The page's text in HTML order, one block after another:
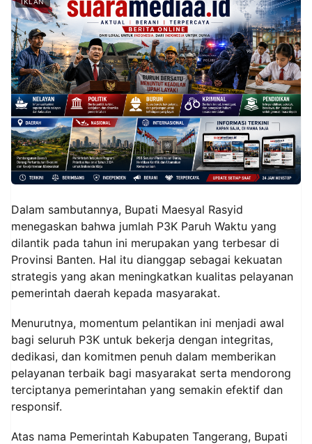
Dalam sambutannya, Bupati Maesyal Rasyid
menegaskan bahwa jumlah P3K Paruh Waktu yang
dilantik pada tahun ini merupakan yang terbesar di
Provinsi Banten. Hal itu dianggap sebagai kekuatan
strategis yang akan meningkatkan kualitas pelayanan
pemerintah daerah kepada masyarakat.
Menurutnya, momentum pelantikan ini menjadi awal
bagi seluruh P3K untuk bekerja dengan integritas,
dedikasi, dan komitmen penuh dalam memberikan
pelayanan terbaik bagi masyarakat serta mendorong
terciptanya pemerintahan yang semakin efektif dan
responsif.
Atas nama Pemerintah Kabupaten Tangerang, Bupati